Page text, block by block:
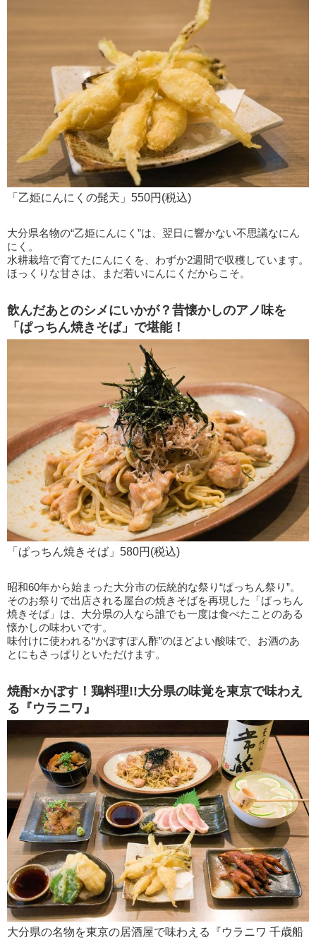
「乙姫にんにくの髭天」550円(税込)
大分県名物の“乙姫にんにく”は、翌日に響かない不思議なにん
にく。
水耕栽培で育てたにんにくを、わずか2週間で収穫しています。
ほっくりな甘さは、まだ若いにんにくだからこそ。
飲んだあとのシメにいかが？昔懐かしのアノ味を
「ぱっちん焼きそば」で堪能！
「ぱっちん焼きそば」580円(税込)
昭和60年から始まった大分市の伝統的な祭り“ぱっちん祭り”。
そのお祭りで出店される屋台の焼きそばを再現した「ぱっちん
焼きそば」は、大分県の人なら誰でも一度は食べたことのある
懐かしの味わいです。
味付けに使われる“かぼすぽん酢”のほどよい酸味で、お酒のあ
とにもさっぱりといただけます。
焼酎×かぼす！鶏料理!!大分県の味覚を東京で味わえ
る『ウラニワ』
大分県の名物を東京の居酒屋で味わえる『ウラニワ 千歳船